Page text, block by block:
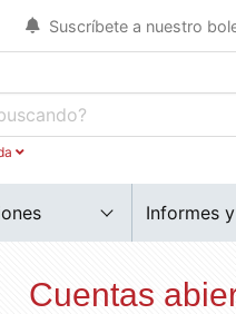
Suscríbete a nuestro
Informes
Cuentas